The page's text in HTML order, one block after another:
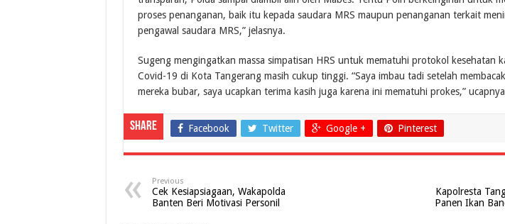
proses penanganan, baik itu kepada saudara MRS maupun penanganan terkait
pengawal saudara MRS,” jelasnya.
Sugeng mengingatkan massa simpatisan HRS untuk mematuhi protokol kesehatan
Covid-19 di Kota Tangerang masih cukup tinggi. “Saya imbau tadi setelah
mereka bubar, saya ucapkan terima kasih juga karena ini mematuhi prokes,”
Share Facebook Twitter Google + Pinterest
Previous
Cek Kesiapsiagaan, Wakapolda
Banten Beri Motivasi Personil
Kapolresta
Panen Ikan